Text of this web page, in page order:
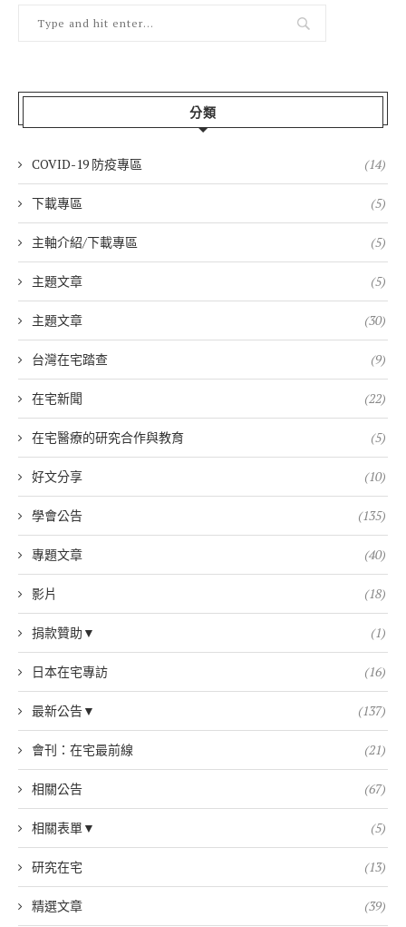
分類
COVID-19 防疫專區 (14)
下載專區 (5)
主軸介紹/下載專區 (5)
主題文章 (5)
主題文章 (30)
台灣在宅踏查 (9)
在宅新聞 (22)
在宅醫療的研究合作與教育 (5)
好文分享 (10)
學會公告 (135)
專題文章 (40)
影片 (18)
捐款贊助▼ (1)
日本在宅專訪 (16)
最新公告▼ (137)
會刊：在宅最前線 (21)
相關公告 (67)
相關表單▼ (5)
研究在宅 (13)
精選文章 (39)